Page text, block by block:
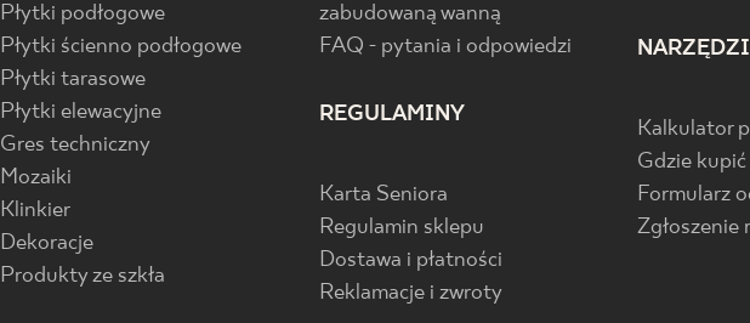
Płytki podłogowe
Płytki ścienno podłogowe
Płytki tarasowe
Płytki elewacyjne
Gres techniczny
Mozaiki
Klinkier
Dekoracje
Produkty ze szkła
zabudowaną wanną
FAQ - pytania i odpowiedzi
REGULAMINY
Karta Seniora
Regulamin sklepu
Dostawa i płatności
Reklamacje i zwroty
Kalkulator
Gdzie kupić
Formularz
Zgłoszenie